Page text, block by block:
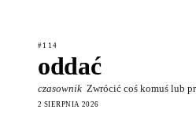
#114
oddać
czasownik Zwrócić coś komuś lub
2 SIERPNIA 2026